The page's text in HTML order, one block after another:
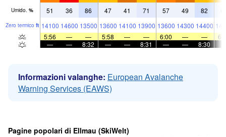
Umido. % 51 36 86 47 41 71 57 49 82
Zero termico ft 14100 14600 13500 13600 14100 13900 13600 14300 14400
5:56
— — 5:58 — — 6:00 — —
—
— 8:32 — — 8:31 — — 8:30
Informazioni valanghe: European Avalanche
Warning Services (EAWS)
Pagine popolari di Ellmau (SkiWelt)